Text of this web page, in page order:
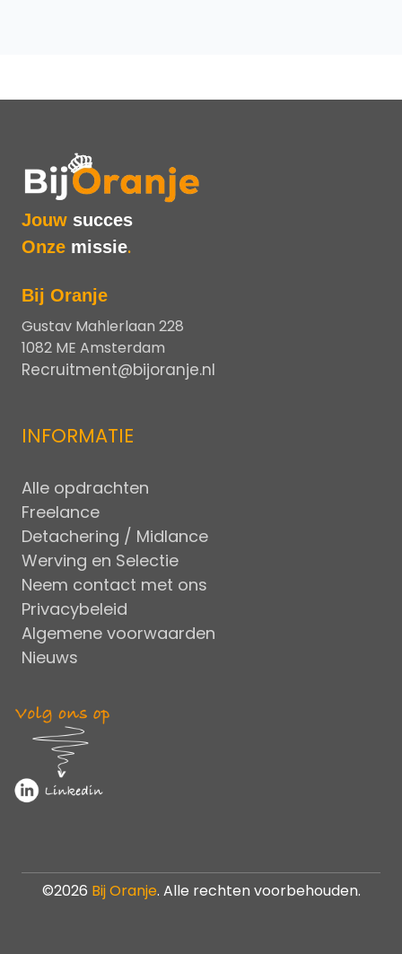
Jouw succes
Onze missie.
Bij Oranje
Gustav Mahlerlaan 228
1082 ME Amsterdam
Recruitment@bijoranje.nl
INFORMATIE
Alle opdrachten
Freelance
Detachering / Midlance
Werving en Selectie
Neem contact met ons
Privacybeleid
Algemene voorwaarden
Nieuws
©2026 Bij Oranje. Alle rechten voorbehouden.